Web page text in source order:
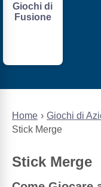
Home Giochi di
Stick Merge
Stick Merge
Giochi di
Fusione